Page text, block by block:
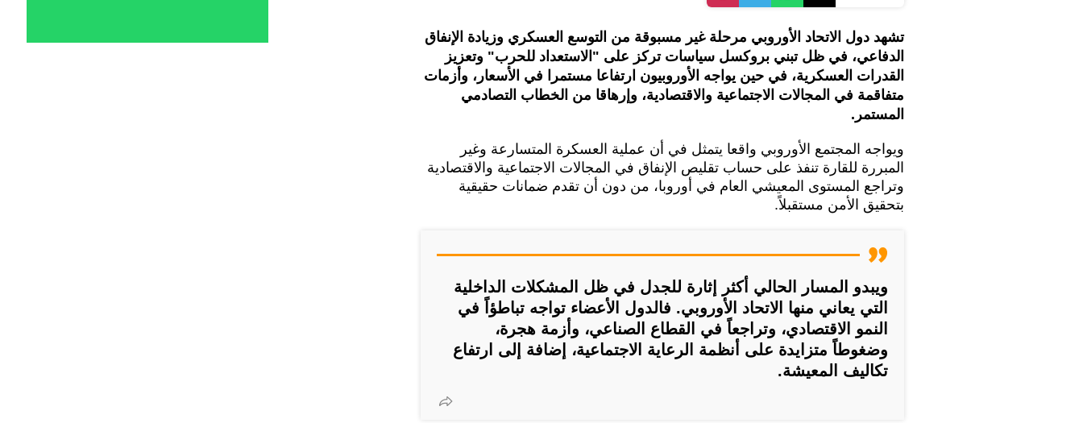
تشهد دول الاتحاد الأوروبي مرحلة غير مسبوقة من التوسع العسكري وزيادة الإنفاق
الدفاعي، في ظل تبني بروكسل سياسات تركز على "الاستعداد للحرب" وتعزيز
القدرات العسكرية، في حين يواجه الأوروبيون ارتفاعا مستمرا في الأسعار، وأزمات
متفاقمة في المجالات الاجتماعية والاقتصادية، وإرهاقا من الخطاب التصادمي
المستمر.
ويواجه المجتمع الأوروبي واقعا يتمثل في أن عملية العسكرة المتسارعة وغير
المبررة للقارة تنفذ على حساب تقليص الإنفاق في المجالات الاجتماعية والاقتصادية
وتراجع المستوى المعيشي العام في أوروبا، من دون أن تقدم ضمانات حقيقية
بتحقيق الأمن مستقبلاً.
ويبدو المسار الحالي أكثر إثارة للجدل في ظل المشكلات الداخلية
التي يعاني منها الاتحاد الأوروبي. فالدول الأعضاء تواجه تباطؤاً في
النمو الاقتصادي، وتراجعاً في القطاع الصناعي، وأزمة هجرة،
وضغوطاً متزايدة على أنظمة الرعاية الاجتماعية، إضافة إلى ارتفاع
تكاليف المعيشة.